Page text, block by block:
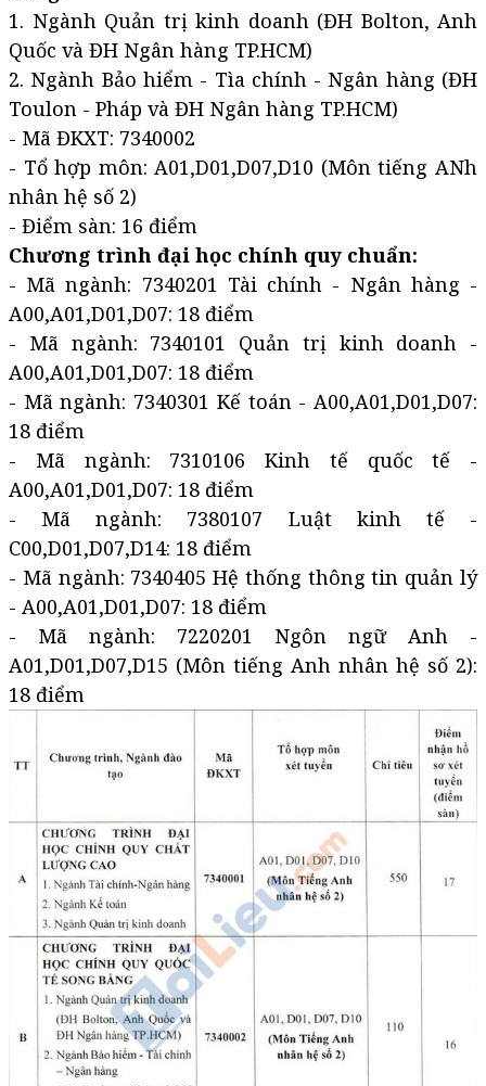
1. Ngành Quản trị kinh doanh (ĐH Bolton, Anh
Quốc và ĐH Ngân hàng TP.HCM)
2. Ngành Bảo hiểm - Tìa chính - Ngân hàng (ĐH
Toulon - Pháp và ĐH Ngân hàng TP.HCM)
- Mã ĐKXT: 7340002
- Tổ hợp môn: A01,D01,D07,D10 (Môn tiếng ANh
nhân hệ số 2)
- Điểm sàn: 16 điểm
Chương trình đại học chính quy chuẩn:
- Mã ngành: 7340201 Tài chính - Ngân hàng -
A00,A01,D01,D07: 18 điểm
- Mã ngành: 7340101 Quản trị kinh doanh -
A00,A01,D01,D07: 18 điểm
- Mã ngành: 7340301 Kế toán - A00,A01,D01,D07:
18 điểm
- Mã ngành: 7310106 Kinh tế quốc tế -
A00,A01,D01,D07: 18 điểm
- Mã ngành: 7380107 Luật kinh tế -
C00,D01,D07,D14: 18 điểm
- Mã ngành: 7340405 Hệ thống thông tin quản lý
- A00,A01,D01,D07: 18 điểm
- Mã ngành: 7220201 Ngôn ngữ Anh -
A01,D01,D07,D15 (Môn tiếng Anh nhân hệ số 2):
18 điểm